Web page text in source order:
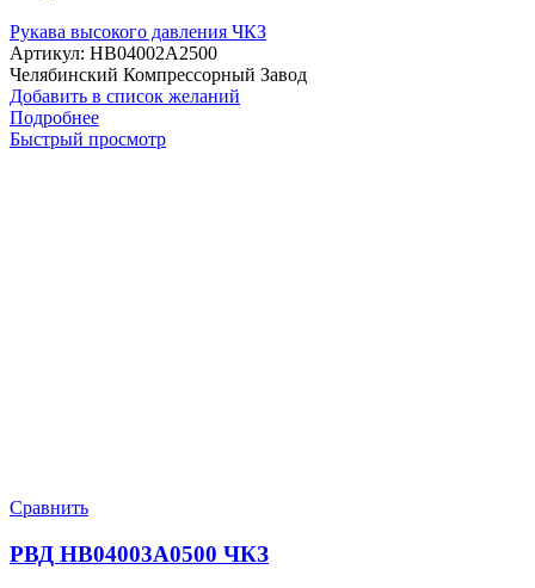
Рукава высокого давления ЧКЗ
Артикул: HB04002A2500
Челябинский Компрессорный Завод
Добавить в список желаний
Подробнее
Быстрый просмотр
Сравнить
РВД HB04003A0500 ЧКЗ